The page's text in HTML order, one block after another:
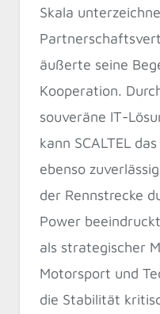
Skala
äußerte seine
Kooperation.
souveräne IT-
kann SCALTEL
ebenso
der Rennstrecke
Power
als strategischer
Motorsport und
die Stabilität